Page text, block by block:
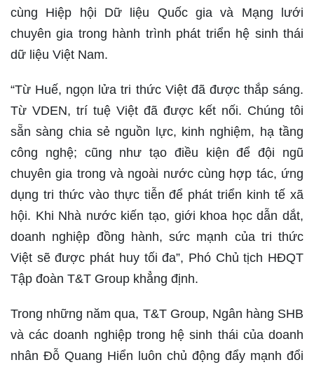
cùng Hiệp hội Dữ liệu Quốc gia và Mạng lưới
chuyên gia trong hành trình phát triển hệ sinh thái
dữ liệu Việt Nam.
“Từ Huế, ngọn lửa tri thức Việt đã được thắp sáng.
Từ VDEN, trí tuệ Việt đã được kết nối. Chúng tôi
sẵn sàng chia sẻ nguồn lực, kinh nghiệm, hạ tầng
công nghệ; cũng như tạo điều kiện để đội ngũ
chuyên gia trong và ngoài nước cùng hợp tác, ứng
dụng tri thức vào thực tiễn để phát triển kinh tế xã
hội. Khi Nhà nước kiến tạo, giới khoa học dẫn dắt,
doanh nghiệp đồng hành, sức mạnh của tri thức
Việt sẽ được phát huy tối đa”, Phó Chủ tịch HĐQT
Tập đoàn T&T Group khẳng định.
Trong những năm qua, T&T Group, Ngân hàng SHB
và các doanh nghiệp trong hệ sinh thái của doanh
nhân Đỗ Quang Hiển luôn chủ động đẩy mạnh đổi